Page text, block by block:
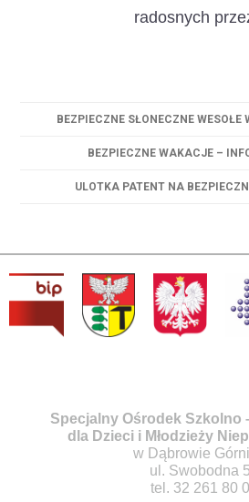
radosnych
BEZPIECZNE SŁONECZNE WESOŁE
BEZPIECZNE WAKACJE –
ULOTKA PATENT NA
Specjalny Ośrodek Szkolno
dla Dzieci i Młodzieży
w Dąbrowie
ul. Swobodna
tel. 32 261 80